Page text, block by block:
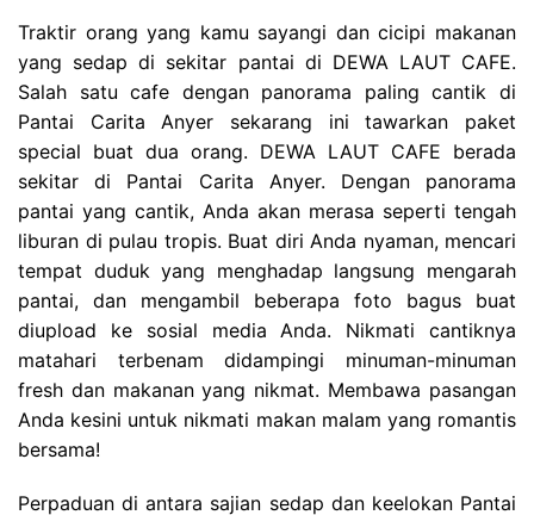
Traktir orang yang kamu sayangi dan cicipi makanan
yang sedap di sekitar pantai di DEWA LAUT CAFE.
Salah satu cafe dengan panorama paling cantik di
Pantai Carita Anyer sekarang ini tawarkan paket
special buat dua orang. DEWA LAUT CAFE berada
sekitar di Pantai Carita Anyer. Dengan panorama
pantai yang cantik, Anda akan merasa seperti tengah
liburan di pulau tropis. Buat diri Anda nyaman, mencari
tempat duduk yang menghadap langsung mengarah
pantai, dan mengambil beberapa foto bagus buat
diupload ke sosial media Anda. Nikmati cantiknya
matahari terbenam didampingi minuman-minuman
fresh dan makanan yang nikmat. Membawa pasangan
Anda kesini untuk nikmati makan malam yang romantis
bersama!
Perpaduan di antara sajian sedap dan keelokan Pantai